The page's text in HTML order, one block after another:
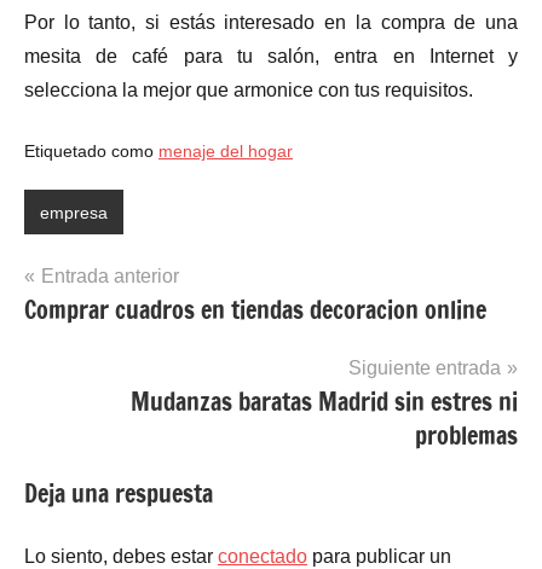
Por lo tanto, si estás interesado en la compra de una
mesita de café para tu salón, entra en Internet y
selecciona la mejor que armonice con tus requisitos.
Etiquetado como menaje del hogar
empresa
Navegación
de
Entrada anterior
Comprar cuadros en tiendas decoracion online
Siguiente entrada
Mudanzas baratas Madrid sin estres ni
problemas
Deja una respuesta
Lo siento, debes estar conectado para publicar un